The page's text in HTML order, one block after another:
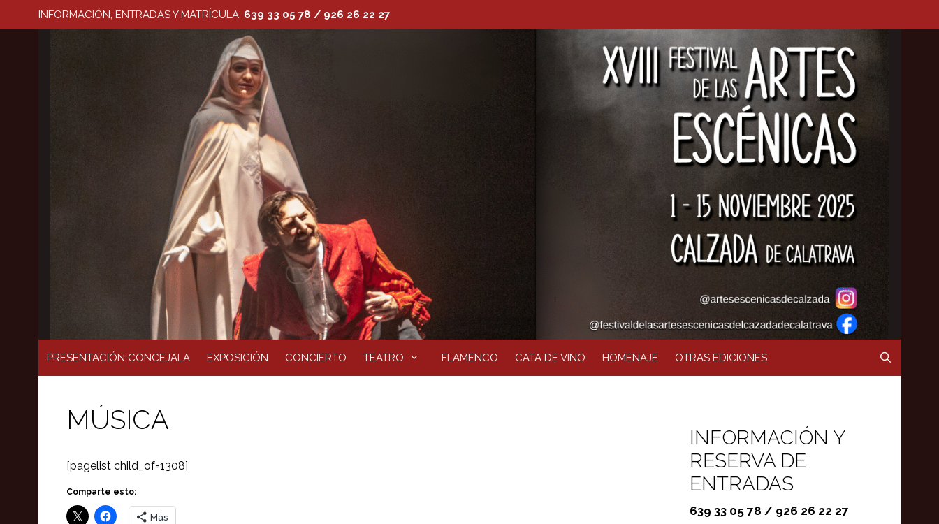
INFORMACIÓN, ENTRADAS Y MATRÍCULA: 639 33 05 78 / 926 26 22 27
PRESENTACIÓN CONCEJALA EXPOSICIÓN CONCIERTO TEATRO FLAMENCO CATA DE VINO HOMENAJE OTRAS EDICIONES
MÚSICA
[pagelist child_of=1308]
Comparte esto:
Más
INFORMACIÓN Y
RESERVA DE
ENTRADAS
639 33 05 78 / 926 26 22 27